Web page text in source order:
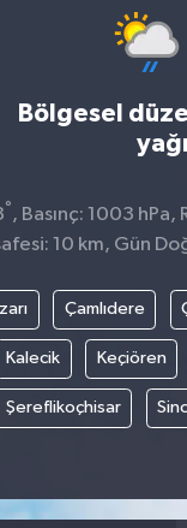
Bölgesel
° , Basınç: 1003
10 km, Gün
Çamlıdere
Kalecik Keçiören
Şereflikoçhisar